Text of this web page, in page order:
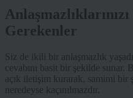
Gerekenler
Siz de ikili bir anlaşmazlık
cevabını basit bir şekilde sunar.
açık iletişim kurarak, samimi bir
neredeyse kaçınılmazdır.